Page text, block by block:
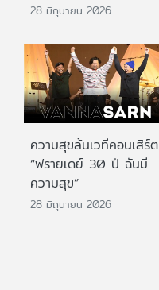
28 มิถุนายน 2026
ความสุขล้นเวทีคอนเสิร์ต
“ฟรายเดย์ 30 ปี ฉันมี
ความสุข”
28 มิถุนายน 2026